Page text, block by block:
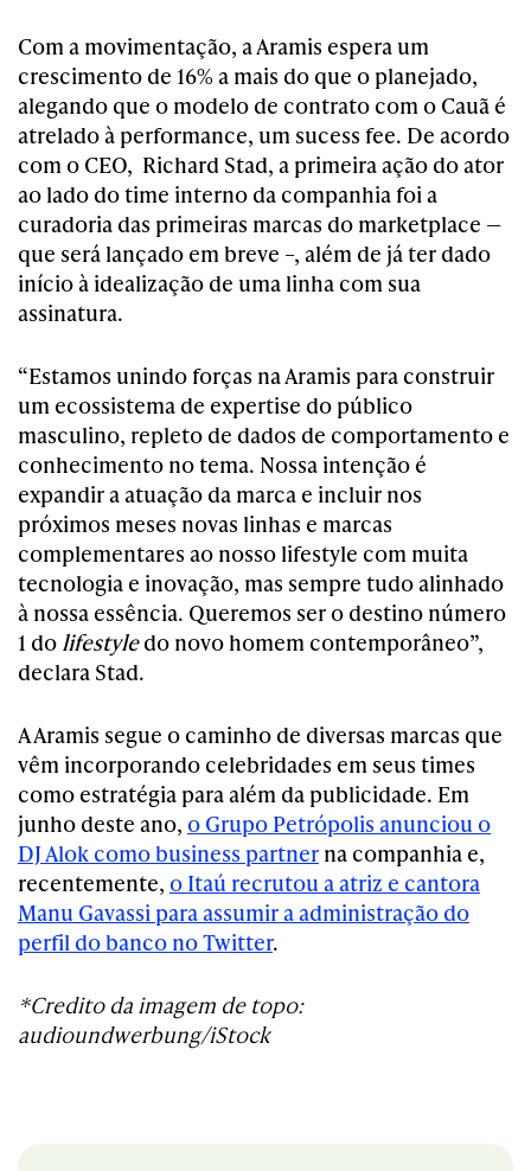
Com a movimentação, a Aramis espera um
crescimento de 16% a mais do que o planejado,
alegando que o modelo de contrato com o Cauã é
atrelado à performance, um sucess fee. De acordo
com o CEO, Richard Stad, a primeira ação do ator
ao lado do time interno da companhia foi a
curadoria das primeiras marcas do marketplace —
que será lançado em breve –, além de já ter dado
início à idealização de uma linha com sua
assinatura.
“Estamos unindo forças na Aramis para construir
um ecossistema de expertise do público
masculino, repleto de dados de comportamento e
conhecimento no tema. Nossa intenção é
expandir a atuação da marca e incluir nos
próximos meses novas linhas e marcas
complementares ao nosso lifestyle com muita
tecnologia e inovação, mas sempre tudo alinhado
à nossa essência. Queremos ser o destino número
1 do lifestyledo novo homem contemporâneo”,
declara Stad.
A Aramis segue o caminho de diversas marcas que
vêm incorporando celebridades em seus times
como estratégia para além da publicidade. Em
junho deste ano, o Grupo Petrópolis anunciou o
DJ Alok como business partner na companhia e,
recentemente, o Itaú recrutou a atriz e cantora
Manu Gavassi para assumir a administração do
perfil do banco no Twitter.
*Credito da imagem de topo:
audioundwerbung/iStock